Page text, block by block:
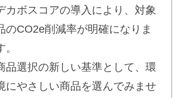
カボスコアの導入により、対象
のCO2e削減率が明確になりま
。
品選択の新しい基準として、環
にやさしい商品を選んでみませ